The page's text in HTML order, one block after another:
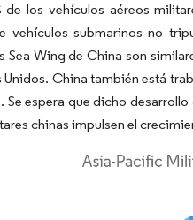
de los vehículos aéreos
vehículos submarinos no
Sea Wing de China son
Unidos. China también está
Se espera que dicho
chinas impulsen el